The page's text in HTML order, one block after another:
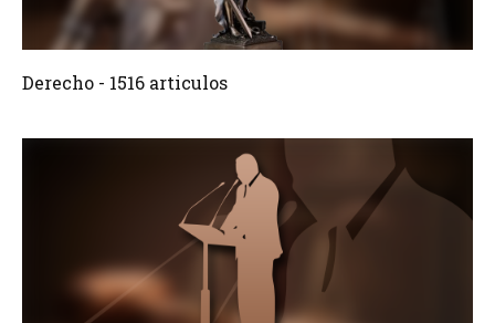
Crear 1516 Articulos
Derecho - 1516 articulos